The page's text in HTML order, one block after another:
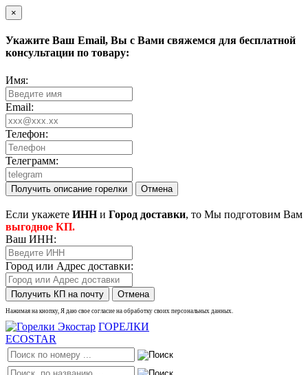
×
Укажите Ваш Email, Вы с Вами свяжемся для бесплатной
консультации по товару:
Имя:
Email:
Телефон:
Телеграмм:
Получить описание горелки Отмена
Eсли укажете ИННи Город доставки, то Мы подготовим Вам
выгодное КП.
Ваш ИНН:
Город или Адрес доставки:
Получить КП на почту Отмена
Нажимая на кнопку, Я даю свое согласие на обработку своих персональных данных.
ГОРЕЛКИ
ECOSTAR